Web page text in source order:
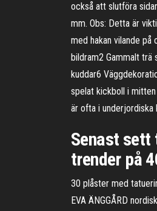
också att slutföra
mm. Obs: Detta är
med hakan vilande
bildram2 Gammalt trä
kuddar6
spelat kickboll i
är ofta i underjordiska
Senast sett
trender på
30 plåster med
EVA ÄNGGÅRD